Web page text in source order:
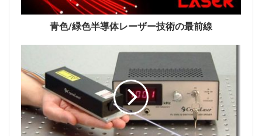
れる光学鍛造術のため、このプロセスをハンマーで類似
を金属鍛造割3次元形態。私たちの研究では、レーザー
Petterssonまさみから「同技術の長所は迅速かつ便
利、必要のない他の化学製品や加工。この技術は操作が
簡単で、私たちの意識がレーザービームがグラフェンな
どで大きな変化の時、私たちは最初は驚いたが、後によ
青色/緑色半導体レーザー技術の最前線